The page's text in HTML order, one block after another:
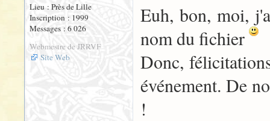
Lieu : Près de Lille
Inscription : 1999
Messages : 6 026
Webmestre de JRRVF
Site Web
Euh, bon, moi,
nom du fichier
Donc,
événement. De
!